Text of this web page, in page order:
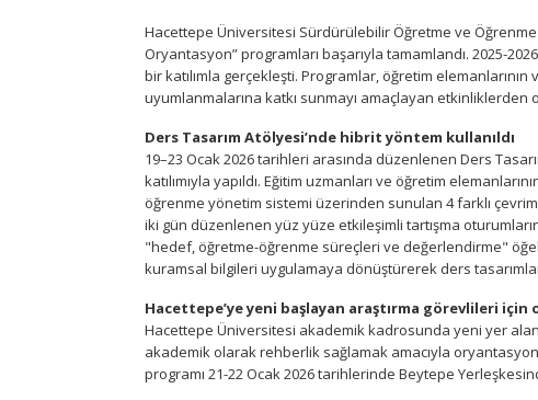
Hacettepe Üniversitesi Sürdürülebilir Öğretme ve Öğrenme
Oryantasyon” programları başarıyla tamamlandı. 2025-
bir katılımla gerçekleşti. Programlar, öğretim
uyumlanmalarına katkı sunmayı amaçlayan etkinliklerden
Ders Tasarım Atölyesi’nde hibrit yöntem kullanıldı
19–23 Ocak 2026 tarihleri arasında düzenlenen Ders
katılımıyla yapıldı. Eğitim uzmanları ve öğretim
öğrenme yönetim sistemi üzerinden sunulan 4 farklı
iki gün düzenlenen yüz yüze etkileşimli tartışma
"hedef, öğretme-öğrenme süreçleri ve değerlendirme"
kuramsal bilgileri uygulamaya dönüştürerek ders
Hacettepe’ye yeni başlayan araştırma görevlileri
Hacettepe Üniversitesi akademik kadrosunda yeni yer
akademik olarak rehberlik sağlamak amacıyla
programı 21-22 Ocak 2026 tarihlerinde Beytepe